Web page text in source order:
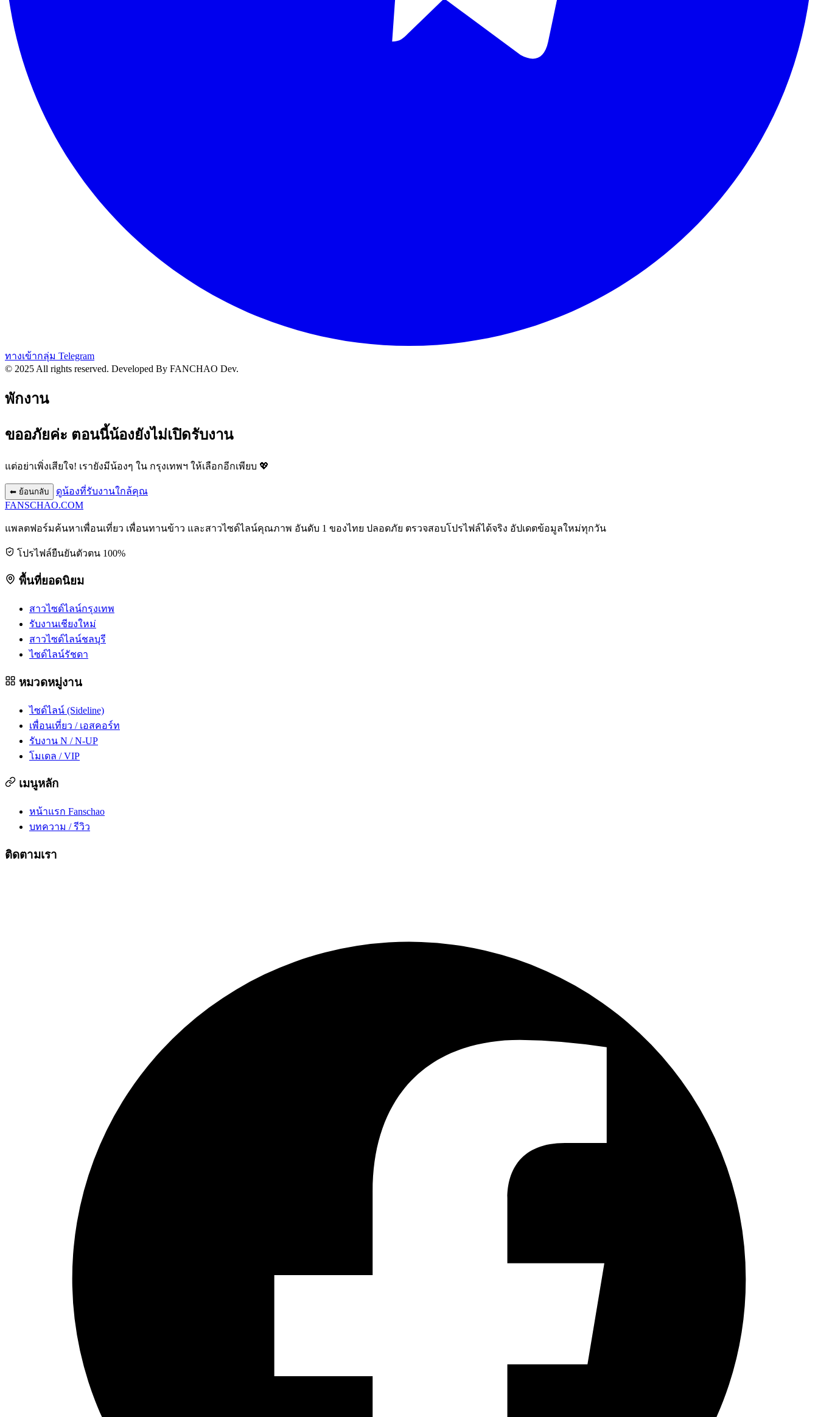
ทางเข้ากลุ่ม Telegram
© 2025 All rights reserved. Developed By FANCHAO Dev.
พักงาน
ขออภัยค่ะ ตอนนี้น้องยังไม่เปิดรับงาน
แต่อย่าเพิ่งเสียใจ! เรายังมีน้องๆ ใน กรุงเทพฯ ให้เลือกอีกเพียบ 💖
⬅ ย้อนกลับ
ดูน้องที่รับงานใกล้คุณ
FANSCHAO.COM
แพลตฟอร์มค้นหาเพื่อนเที่ยว เพื่อนทานข้าว และสาวไซด์ไลน์คุณภาพ อันดับ 1 ของไทย ปลอดภัย ตรวจสอบโปรไฟล์ได้จริง อัปเดตข้อมูลใหม่ทุกวัน
โปรไฟล์ยืนยันตัวตน 100%
พื้นที่ยอดนิยม
สาวไซด์ไลน์กรุงเทพ
รับงานเชียงใหม่
สาวไซด์ไลน์ชลบุรี
ไซด์ไลน์รัชดา
หมวดหมู่งาน
ไซด์ไลน์ (Sideline)
เพื่อนเที่ยว / เอสคอร์ท
รับงาน N / N-UP
โมเดล / VIP
เมนูหลัก
หน้าแรก Fanschao
บทความ / รีวิว
ติดตามเรา